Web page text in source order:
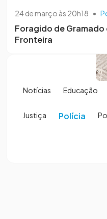
24 de março às 20h18 •
Foragido de Gramado
Fronteira
Notícias Educação
Justiça Polícia